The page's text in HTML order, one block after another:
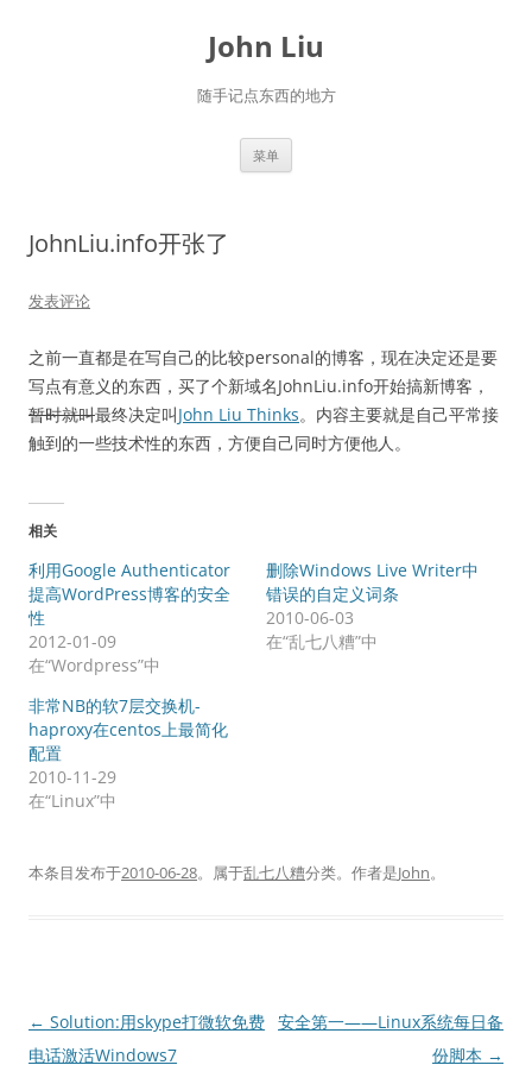
John Liu
随手记点东西的地方
菜单
JohnLiu.info开张了
发表评论
之前一直都是在写自己的比较personal的博客，现在决定还是要
写点有意义的东西，买了个新域名JohnLiu.info开始搞新博客，
暂时就叫最终决定叫John Liu Thinks。内容主要就是自己平常接
触到的一些技术性的东西，方便自己同时方便他人。
相关
利用Google Authenticator
提高WordPress博客的安全
性
2012-01-09
在“Wordpress”中
删除Windows Live Writer中
错误的自定义词条
2010-06-03
在“乱七八糟”中
非常NB的软7层交换机-
haproxy在centos上最简化
配置
2010-11-29
在“Linux”中
本条目发布于2010-06-28。属于乱七八糟分类。 作者是John。
文
章
← Solution:用skype打微软免费
电话激活Windows7
安全第一——Linux系统每日备
份脚本 →